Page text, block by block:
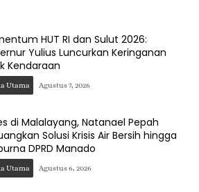
HUT RI dan Sulut 2026:
Yulius Luncurkan Keringanan
Kendaraan
Utama Agustus 7, 2026
di Malalayang, Natanael Pepah
Solusi Krisis Air Bersih hingga
DPRD Manado
Utama Agustus 6, 2026